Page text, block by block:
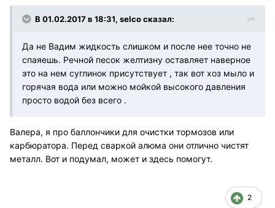
В 01.02.2017 в 18:31, selco сказал:
Да не Вадим жидкость слишком и после нее точно не
спаяешь. Речной песок желтизну оставляет наверное
это на нем суглинок присутствует , так вот хоз мыло и
горячая вода или можно мойкой высокого давления
просто водой без всего .
Валера, я про баллончики для очистки тормозов или
карбюратора. Перед сваркой алюма они отлично чистят
металл. Вот и подумал, может и здесь помогут.
2